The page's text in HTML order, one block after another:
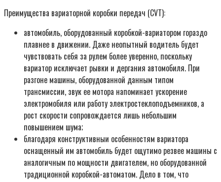
Преимущества вариаторной коробки передач (CVT):
автомобиль, оборудованный коробкой-вариатором гораздо
плавнее в движении. Даже неопытный водитель будет
чувствовать себя за рулем более уверенно, поскольку
вариатор исключает рывки и дергания автомобиля. При
разгоне машины, оборудованной данным типом
трансмиссии, звук ее мотора напоминает ускорение
электромобиля или работу электростеклоподъемников, а
рост скорости сопровождается лишь небольшим
повышением шума;
благодаря конструктивныи особенностям вариатора
оснащенный им автомобиль будет ощутимо резвее машины с
аналогичным по мощности двигателем, но оборудованной
традиционной коробкой-автоматом. Дело в том, что